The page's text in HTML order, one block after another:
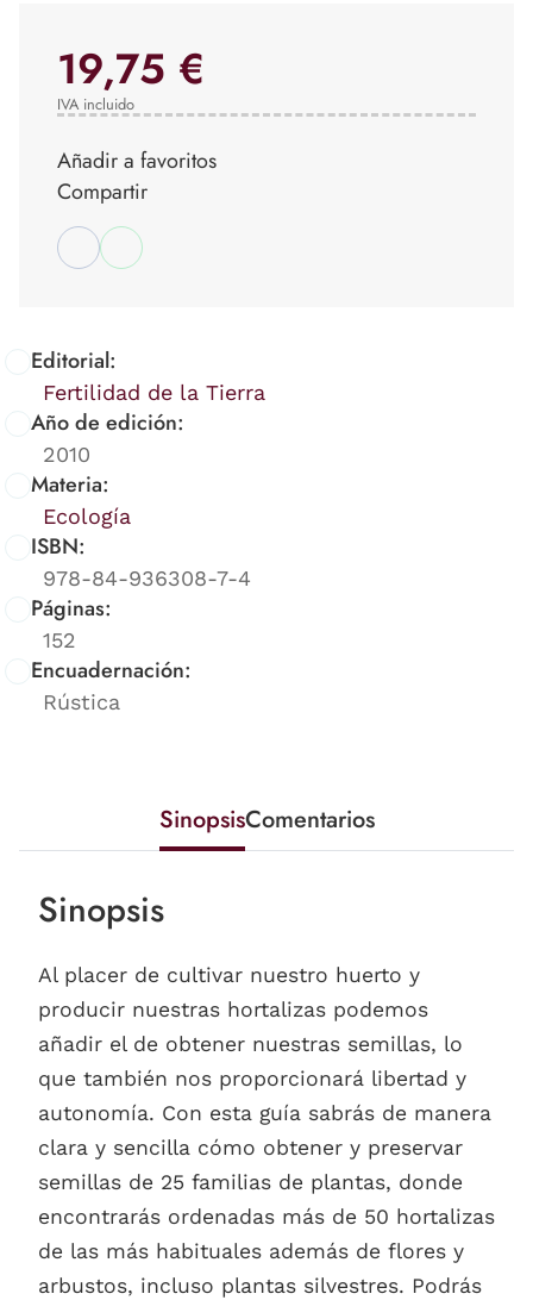
Editorial:
Fertilidad de la Tierra
Año de edición:
2010
Materia:
Ecología
ISBN:
978-84-936308-7-4
Páginas:
152
Encuadernación:
Rústica
19,75 €
IVA incluido
Añadir a favoritos
Compartir
SinopsisComentarios
Sinopsis
Al placer de cultivar nuestro huerto y
producir nuestras hortalizas podemos
añadir el de obtener nuestras semillas, lo
que también nos proporcionará libertad y
autonomía. Con esta guía sabrás de manera
clara y sencilla cómo obtener y preservar
semillas de 25 familias de plantas, donde
encontrarás ordenadas más de 50 hortalizas
de las más habituales además de flores y
arbustos, incluso plantas silvestres. Podrás